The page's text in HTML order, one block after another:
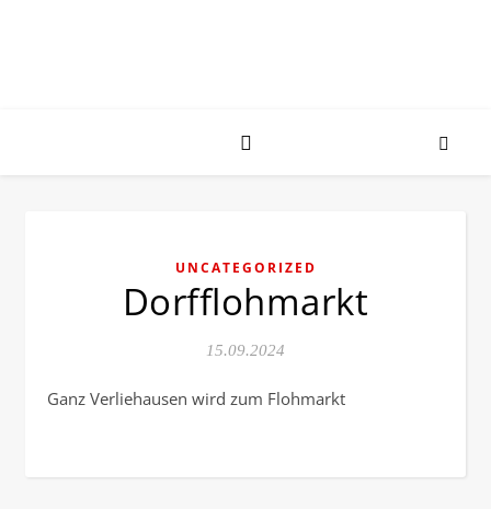
UNCATEGORIZED
Dorfflohmarkt
15.09.2024
Ganz Verliehausen wird zum Flohmarkt